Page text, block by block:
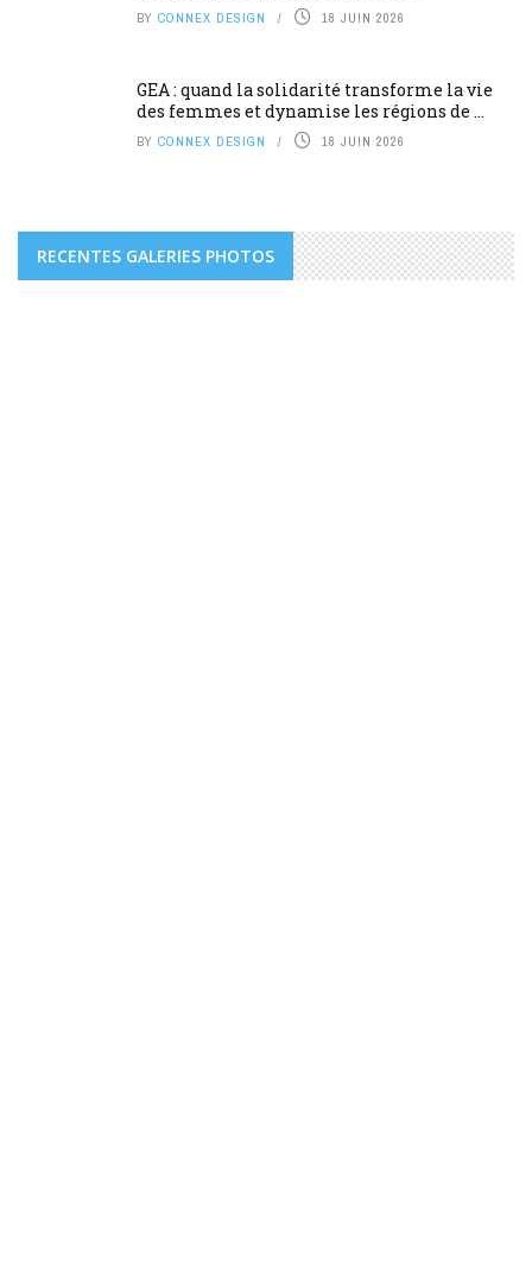
BY CONNEX DESIGN 18 JUIN 2026
GEA : quand la solidarité transforme la vie
des femmes et dynamise les régions de ...
BY CONNEX DESIGN 18 JUIN 2026
RECENTES GALERIES PHOTOS